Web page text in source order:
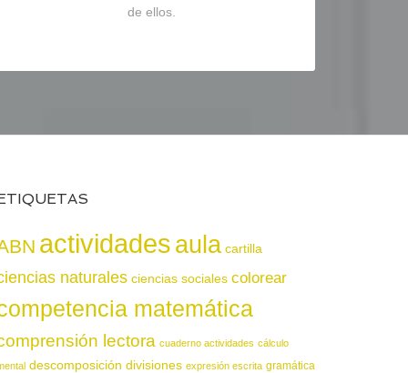
de ellos.
actividadesaula cartilla
naturales ciencias sociales colorear
matemática
lectora cuaderno actividades cálculo
descomposición divisiones expresión escrita gramática